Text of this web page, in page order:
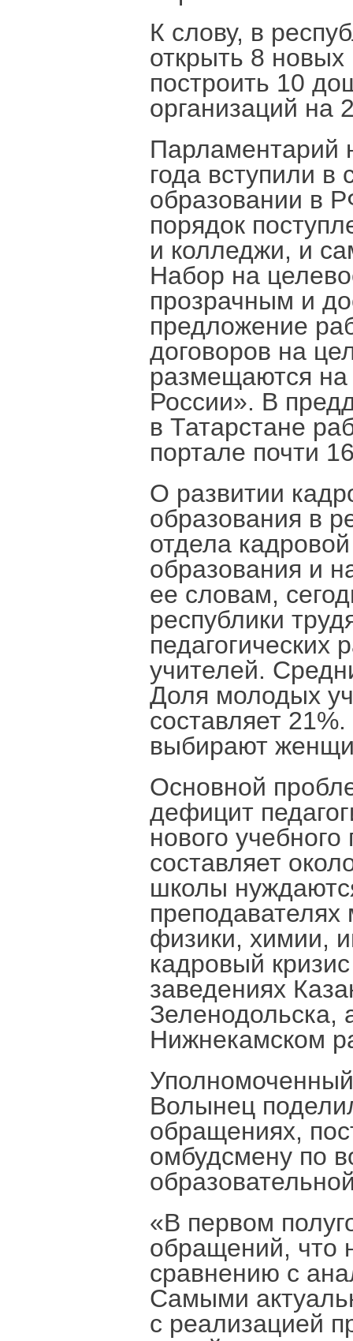
К слову, в
открыть 8
построить 10
организаций на
Парламентарий
года вступили в
образовании в
порядок
и колледжи, и
Набор на
прозрачным и
предложение
договоров на
размещаются
России». В
в Татарстане
портале почти
О развитии
образования в
отдела
образования и
ее словам,
республики
педагогических
учителей.
Доля молодых
составляет
выбирают
Основной
дефицит
нового учебного
составляет
школы
преподавателях
физики, химии,
кадровый
заведениях
Зеленодольска,
Нижнекамском
Волынец
обращениях,
омбудсмену по
«В первом
обращений, что
сравнению с
Самыми
с реализацией